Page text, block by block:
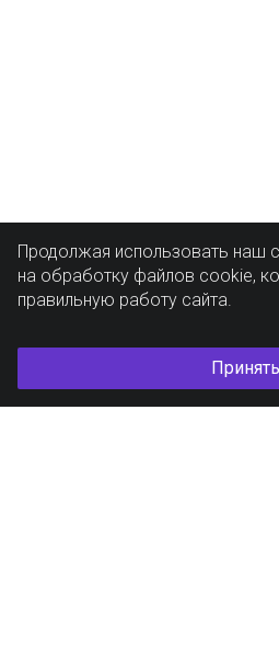
Продолжая использовать наш
на обработку файлов cookie,
правильную работу сайта.
Принять